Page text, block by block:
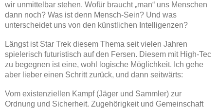
wir unmittelbar stehen. Wofür braucht „man“ uns Menschen
dann noch? Was ist denn Mensch-Sein? Und was
unterscheidet uns von den künstlichen Intelligenzen?
Längst ist Star Trek diesem Thema seit vielen Jahren
spielerisch futuristisch auf den Fersen. Diesem mit High-Tec
zu begegnen ist eine, wohl logische Möglichkeit. Ich gehe
aber lieber einen Schritt zurück, und dann seitwärts:
Vom existenziellen Kampf (Jäger und Sammler) zur
Ordnung und Sicherheit. Zugehörigkeit und Gemeinschaft